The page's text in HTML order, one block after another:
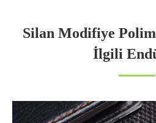
Silan Modifiye
İlgili